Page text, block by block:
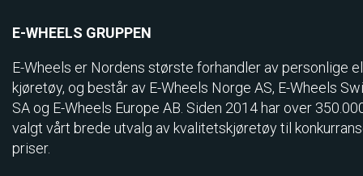
E-WHEELS GRUPPEN
E-Wheels er Nordens største forhandler av personlige
kjøretøy, og består av E-Wheels Norge AS, E­-Wheels
SA og E-Wheels Europe AB. Siden 2014 har over
valgt vårt brede utvalg av kvalitetskjøretøy til
priser.